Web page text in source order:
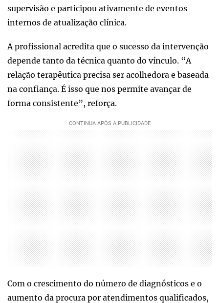
supervisão e participou ativamente de eventos
internos de atualização clínica.
A profissional acredita que o sucesso da intervenção
depende tanto da técnica quanto do vínculo. “A
relação terapêutica precisa ser acolhedora e baseada
na confiança. É isso que nos permite avançar de
forma consistente”, reforça.
Com o crescimento do número de diagnósticos e o
aumento da procura por atendimentos qualificados,